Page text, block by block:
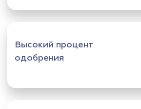
Высокий процент
одобрения